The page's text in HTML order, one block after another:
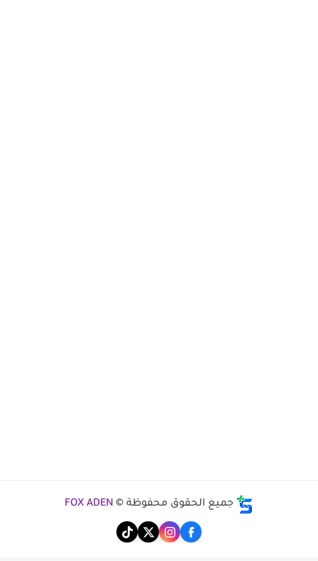
جميع الحقوق محفوظة © FOX ADEN